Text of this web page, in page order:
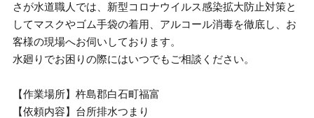
さが水道職人では、新型コロナウイルス感染拡大防止対策と
してマスクやゴム手袋の着用、アルコール消毒を徹底し、お
客様の現場へお伺いしております。
水廻りでお困りの際にはいつでもご相談ください。
【作業場所】杵島郡白石町福富
【依頼内容】台所排水つまり